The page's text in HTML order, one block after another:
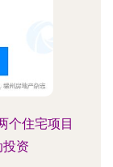
个住宅项目
资